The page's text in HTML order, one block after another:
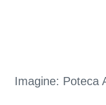
Imagine: Poteca